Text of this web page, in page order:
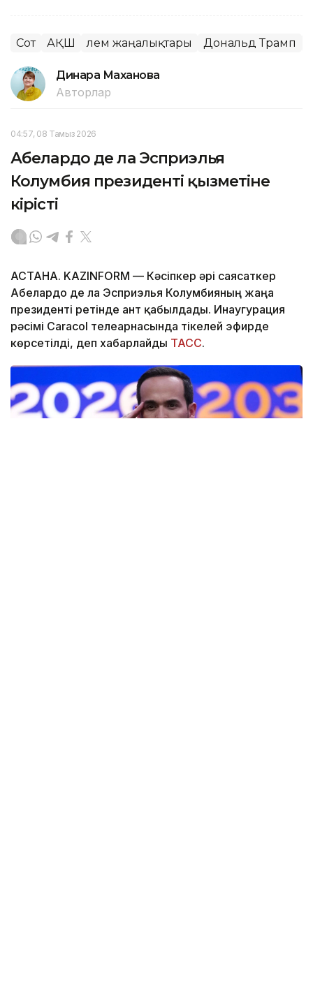
Сот АҚШ Әлем жаңалықтары Дональд Трамп
Динара Маханова
Авторлар
04:57, 08 Тамыз 2026
Абелардо де ла Эсприэлья
Колумбия президенті қызметіне
кірісті
АСТАНА. KAZINFORM — Кәсіпкер әрі саясаткер
Абелардо де ла Эсприэлья Колумбияның жаңа
президенті ретінде ант қабылдады. Инаугурация
рәсімі Caracol телеарнасында тікелей эфирде
көрсетілді, деп хабарлайды ТАСС.